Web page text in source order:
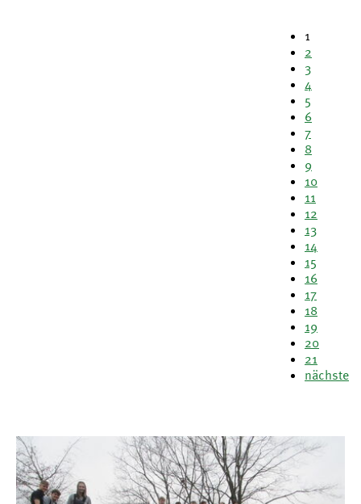
1
2
3
4
5
6
7
8
9
10
11
12
13
14
15
16
17
18
19
20
21
nächste